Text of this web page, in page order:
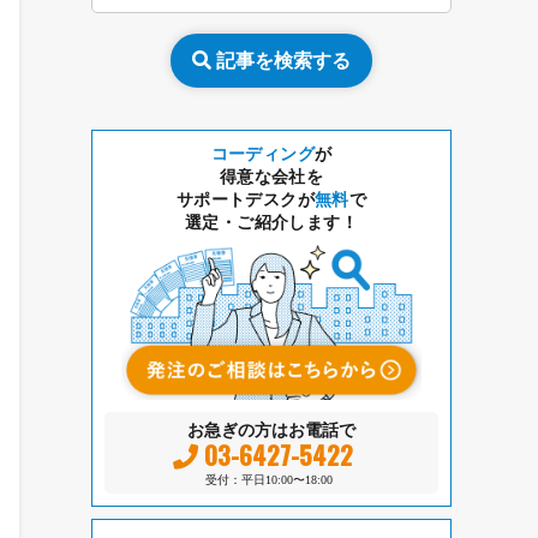
記事を検索する
コーディングが
得意な会社を
サポートデスクが無料で
選定・ご紹介します！
お急ぎの方はお電話で
03-6427-5422
受付：平日10:00〜18:00